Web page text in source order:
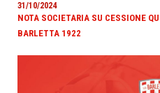
31/10/2024
NOTA SOCIETARIA SU CESSIONE
BARLETTA 1922